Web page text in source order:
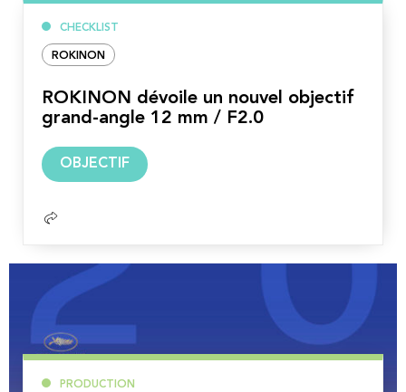
CHECKLIST
ROKINON
ROKINON dévoile un nouvel objectif
grand-angle 12 mm / F2.0
OBJECTIF
PRODUCTION